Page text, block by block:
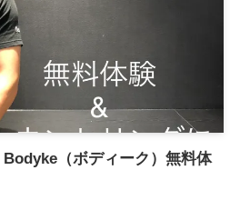
Bodyke（ボディーク）無料体